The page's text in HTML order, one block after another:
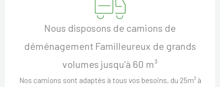
Nous disposons de camions de
déménagement Familleureux de grands
volumes jusqu'à 60 m³
Nos camions sont adaptés à tous vos besoins, du 25m³ à